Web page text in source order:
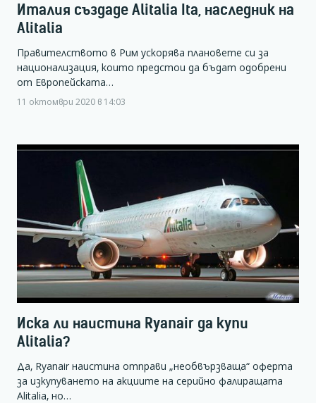
Италия създаде Alitalia Ita, наследник на
Alitalia
Правителството в Рим ускорява плановете си за
национализация, които предстои да бъдат одобрени
от Европейската…
11 октомври 2020 в 14:03
Иска ли наистина Ryanair да купи
Alitalia?
Да, Ryanair наистина отправи „необвързваща“ оферта
за изкупуването на акциите на серийно фалиращата
Alitalia, но…